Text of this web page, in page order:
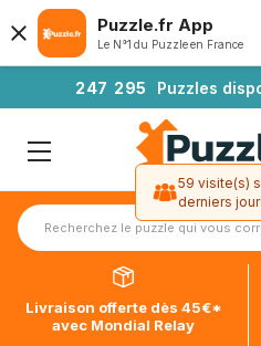
247 295 Puzzles
Livraison offerte dès 45€*
avec Mondial Relay
Puzzle.fr App
Le N°1 du Puzzle en France
59 visite(s)
derniers